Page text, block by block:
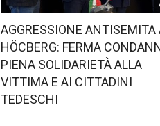
AGGRESSIONE ANTISEMITA
HÖCBERG: FERMA
PIENA SOLIDARIETÀ ALLA
VITTIMA E AI CITTADINI
TEDESCHI